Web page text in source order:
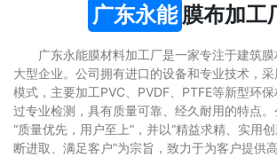
广东永能 膜布加工
广东永能膜材料加工厂是一家专注于建筑
大型企业。公司拥有进口的设备和专业技术，
模式，主要加工PVC、PVDF、PTFE等新型环
过专业检测，具有质量可靠、经久耐用的特点
“质量优先，用户至上”，并以“精益求精、实用
断进取、满足客户”为宗旨，致力于为客户提供